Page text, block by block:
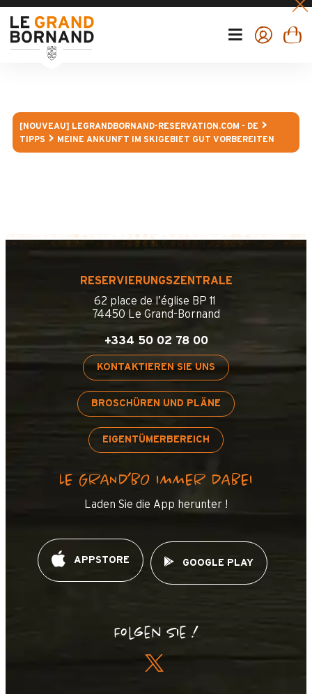
[NOUVEAU] LEGRANDBORNAND-RESERVATION.COM - DE
TIPPS
MEINE ANKUNFT IM SKIGEBIET GUT VORBEREITEN
RESERVIERUNGSZENTRALE
62 place de l’église BP 11
74450 Le Grand-Bornand
+334 50 02 78 00
KONTAKTIEREN SIE UNS
BROSCHÜREN UND PLÄNE
EIGENTÜMERBEREICH
LE GRAND’BO IMMER DABEI
Laden Sie die App herunter !
APPSTORE GOOGLE PLAY
Folgen Sie !